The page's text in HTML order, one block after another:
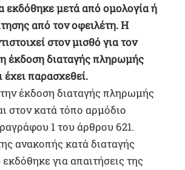
εκδόθηκε μετά από ομολογία ή
από τον οφειλέτη. Η
στον μισθό για τον
η έκδοση διαταγής πληρωμής
έχει παρασχεθεί.
έκδοση διαταγής πληρωμής
στον κατά τόπο αρμόδιο
1 του άρθρου 621.
ανακοπής κατά διαταγής
για απαιτήσεις της